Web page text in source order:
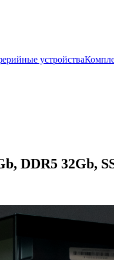
устройства
DDR5 32Gb,